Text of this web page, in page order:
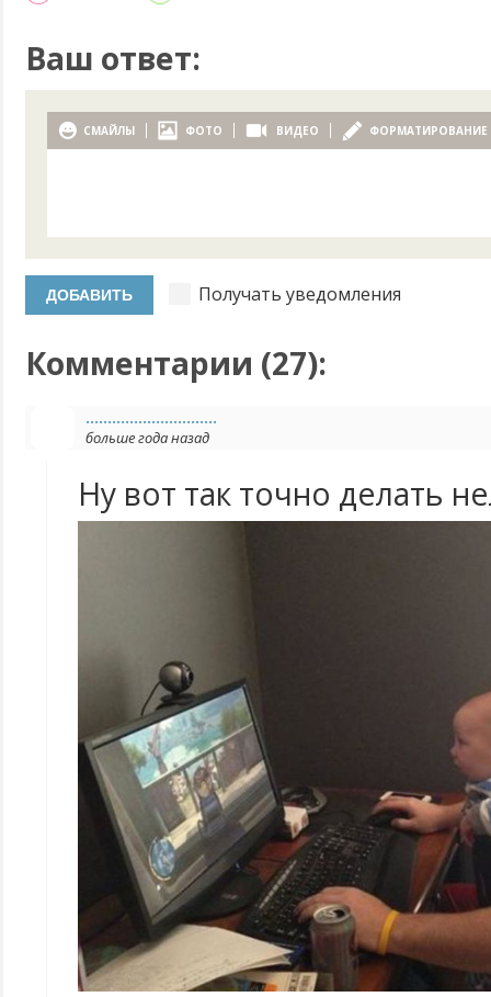
Ваш ответ:
СМАЙЛЫ ФОТО ВИДЕО ФОРМАТИРОВАНИЕ
Получать уведомления
Комментарии (27):
..............................
больше года назад
Ну вот так точно делать